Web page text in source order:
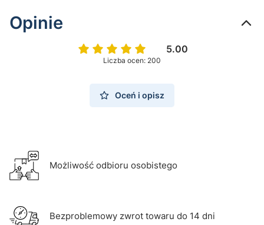
Opinie
5.00
Liczba ocen: 200
Oceń i opisz
Możliwość odbioru osobistego
Bezproblemowy zwrot towaru do 14 dni